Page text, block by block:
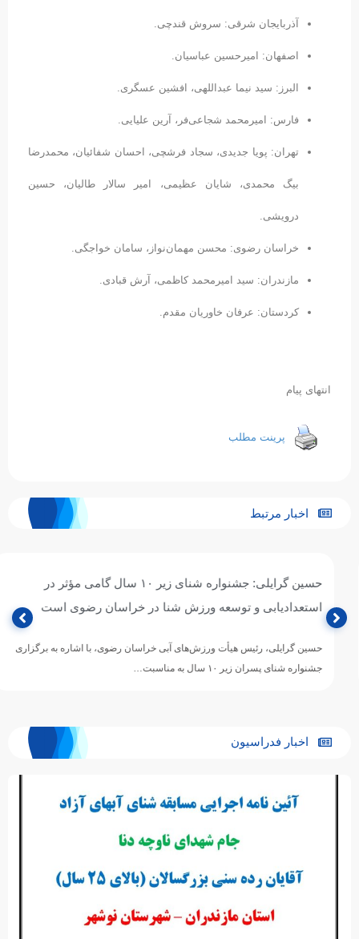
آذربایجان شرقی: سروش قندچی.
اصفهان: امیرحسین عباسیان.
البرز: سید نیما عبداللهی، افشین عسگری.
فارس: امیرمحمد شجاعی‌فر، آرین علیایی.
تهران: پویا جدیدی، سجاد فرشچی، احسان شفائیان، محمدرضا
بیگ محمدی، شایان عظیمی، امیر سالار طالیان، حسین
درویشی.
خراسان رضوی: محسن مهمان‌نواز، سامان خواجگی.
مازندران: سید امیرمحمد کاظمی، آرش قبادی.
کردستان: عرفان خاوریان مقدم.
انتهای پیام
پرینت مطلب
اخبار مرتبط
حسین گرایلی: جشنواره شنای زیر ۱۰ سال گامی مؤثر در
استعدادیابی و توسعه ورزش شنا در خراسان رضوی است
حسین گرایلی، رئیس هیأت ورزش‌های آبی خراسان رضوی، با اشاره به برگزاری
جشنواره شنای پسران زیر ۱۰ سال به مناسبت…
اخبار فدراسیون